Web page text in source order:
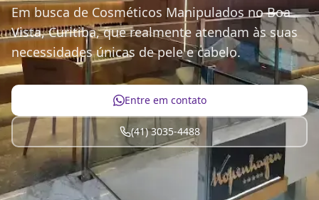
Em busca de Cosméticos Manipulados no Boa
Vista, Curitiba, que realmente atendam às suas
necessidades únicas de pele e cabelo.
Entre em contato
(41) 3035-4488